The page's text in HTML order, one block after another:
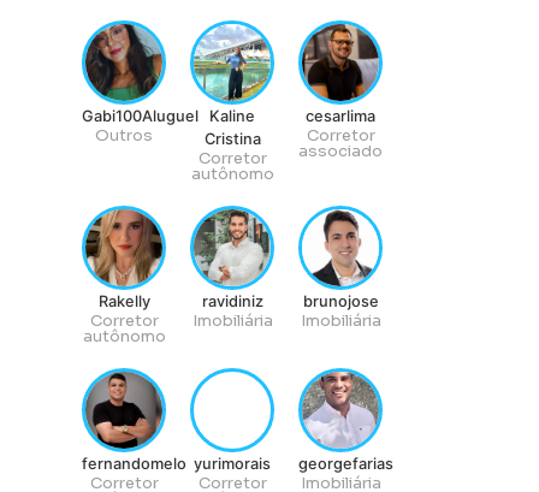
Gabi100Aluguel
Outros
Kaline
Cristina
Corretor
autônomo
cesarlima
Corretor
associado
Rakelly
Corretor
autônomo
ravidiniz
Imobiliária
brunojose
Imobiliária
fernandomelo
Corretor
yurimorais
Corretor
georgefarias
Imobiliária